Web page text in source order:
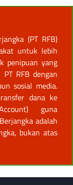
(PT RFB)
untuk lebih
penipuan yang
RFB dengan
sosial media.
dana ke
guna
adalah
bukan atas